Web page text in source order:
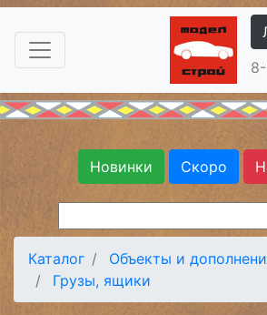
Новинки Скоро
Каталог
Объекты и
Грузы, ящики